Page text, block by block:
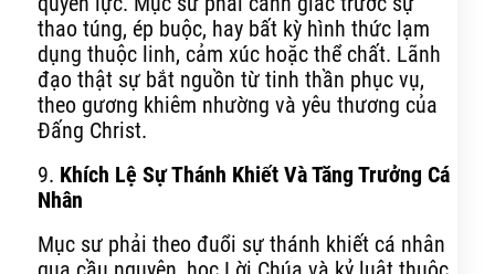
thao túng, ép buộc, hay bất kỳ hình thức lạm
dụng thuộc linh, cảm xúc hoặc thể chất. Lãnh
đạo thật sự bắt nguồn từ tinh thần phục vụ,
theo gương khiêm nhường và yêu thương của
Đấng Christ.
9. Khích Lệ Sự Thánh Khiết Và Tăng Trưởng Cá
Nhân
Mục sư phải theo đuổi sự thánh khiết cá nhân